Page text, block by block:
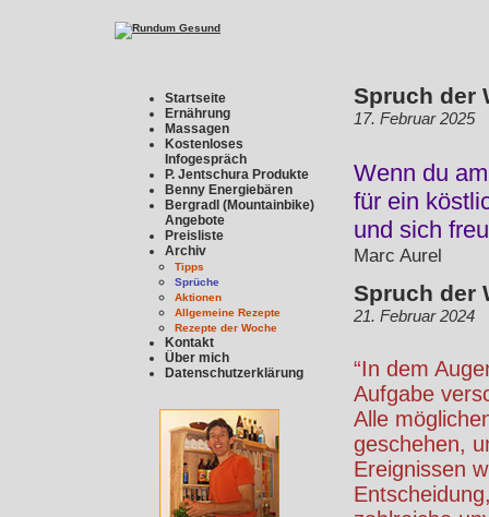
Startseite
Ernährung
Massagen
Kostenloses
Infogespräch
P. Jentschura Produkte
Benny Energiebären
Bergradl (Mountainbike)
Angebote
Preisliste
Archiv
Tipps
Sprüche
Aktionen
Allgemeine Rezepte
Rezepte der Woche
Kontakt
Über mich
Datenschutzerklärung
Spruch der
17. Februar 2025
Wenn du
für ein
und sich
Marc Aurel
Spruch der
21. Februar 2024
“In dem
Aufgabe
Alle
geschehen,
Ereignissen